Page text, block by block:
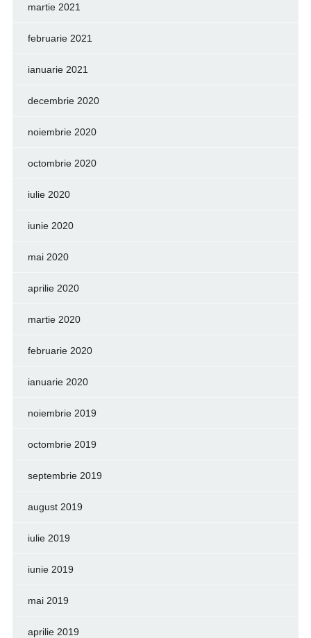
martie 2021
februarie 2021
ianuarie 2021
decembrie 2020
noiembrie 2020
octombrie 2020
iulie 2020
iunie 2020
mai 2020
aprilie 2020
martie 2020
februarie 2020
ianuarie 2020
noiembrie 2019
octombrie 2019
septembrie 2019
august 2019
iulie 2019
iunie 2019
mai 2019
aprilie 2019